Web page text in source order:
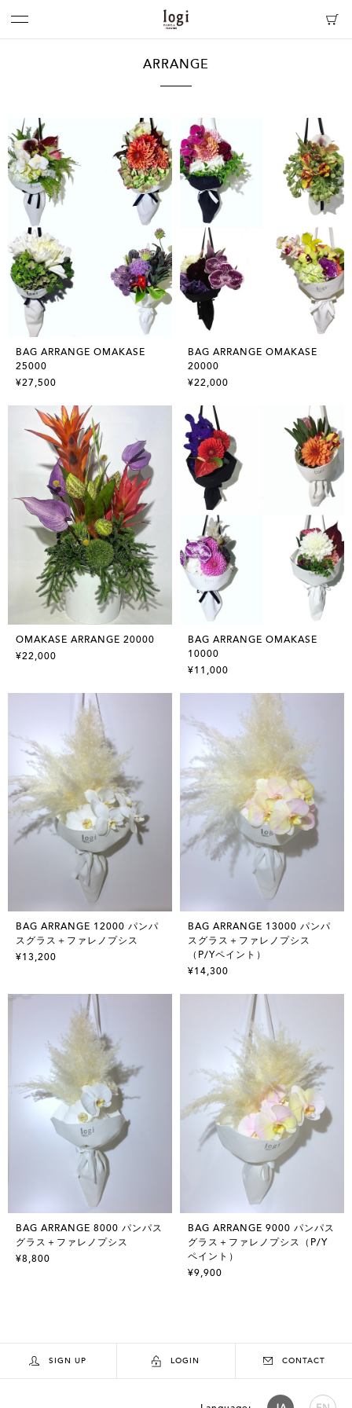
ARRANGE
BAG ARRANGE OMAKASE
25000
¥27,500
BAG ARRANGE OMAKASE
20000
¥22,000
OMAKASE ARRANGE 20000
¥22,000
BAG ARRANGE OMAKASE
10000
¥11,000
BAG ARRANGE 12000 パンパ
スグラス＋ファレノプシス
¥13,200
BAG ARRANGE 13000 パンパ
スグラス＋ファレノプシス
（P/Yペイント）
¥14,300
BAG ARRANGE 8000 パンパス
グラス＋ファレノプシス
¥8,800
BAG ARRANGE 9000 パンパス
グラス＋ファレノプシス（P/Y
ペイント）
¥9,900
SIGN UP LOGIN CONTACT